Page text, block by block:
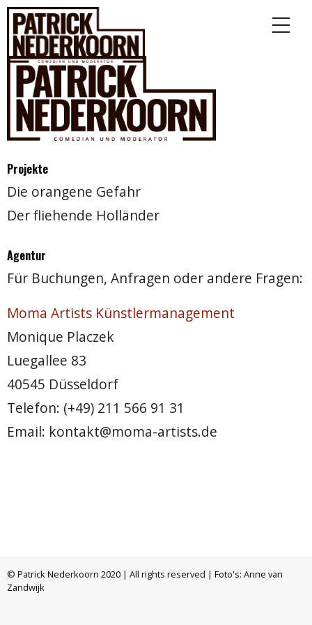
Projekte
Die orangene Gefahr
Der fliehende Holländer
Agentur
Für Buchungen, Anfragen oder andere Fragen:
Moma Artists Künstlermanagement
Monique Placzek
Luegallee 83
40545 Düsseldorf
Telefon: (+49) 211 566 91 31
Email: kontakt@moma-artists.de
© Patrick Nederkoorn 2020 | All rights reserved | Foto's: Anne van
Zandwijk